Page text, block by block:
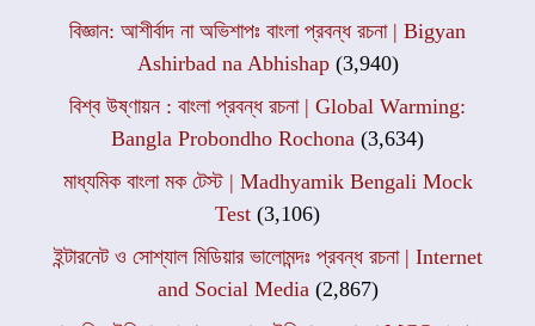
বিজ্ঞান: আশীর্বাদ না অভিশাপঃ বাংলা প্রবন্ধ রচনা | Bigyan
Ashirbad na Abhishap (3,940)
বিশ্ব উষ্ণায়ন : বাংলা প্রবন্ধ রচনা | Global Warming:
Bangla Probondho Rochona (3,634)
মাধ্যমিক বাংলা মক টেস্ট | Madhyamik Bengali Mock
Test (3,106)
ইন্টারনেট ও সোশ্যাল মিডিয়ার ভালোমন্দঃ প্রবন্ধ রচনা | Internet
and Social Media (2,867)